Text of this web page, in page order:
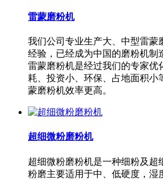
雷蒙磨粉机
我们公司专业生产大、中型雷蒙
经验，已经成为中国的磨粉机制
雷蒙磨粉机是经过我们的专家优
耗、投资小、环保、占地面积小
蒙磨粉机效率更高。
超细微粉磨粉机
超细微粉磨粉机是一种细粉及超
粉磨主要适用于中、低硬度，湿